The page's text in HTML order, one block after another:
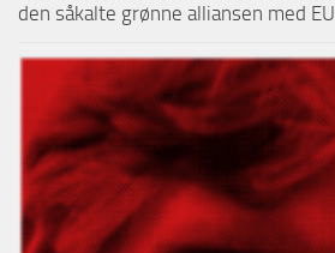
den såkalte grønne alliansen med EU